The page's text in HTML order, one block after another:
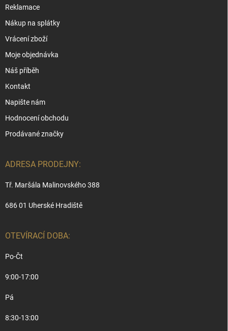
Reklamace
Nákup na splátky
Vrácení zboží
Moje objednávka
Náš příběh
Kontakt
Napište nám
Hodnocení obchodu
Prodávané značky
ADRESA PRODEJNY:
Tř. Maršála Malinovského 388
686 01 Uherské Hradiště
OTEVÍRACÍ DOBA:
Po-Čt
9:00-17:00
Pá
8:30-13:00